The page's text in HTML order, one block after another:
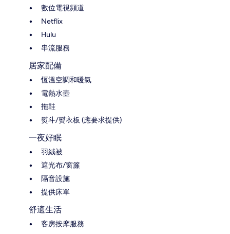
數位電視頻道
Netflix
Hulu
串流服務
居家配備
恆溫空調和暖氣
電熱水壺
拖鞋
熨斗/熨衣板 (應要求提供)
一夜好眠
羽絨被
遮光布/窗簾
隔音設施
提供床單
舒適生活
客房按摩服務